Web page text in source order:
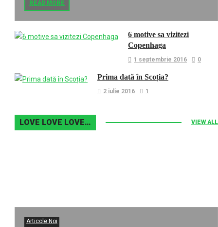
READ MORE
6 motive sa vizitezi
Copenhaga
1 septembrie 2016 0
Prima dată în Scoția?
2 iulie 2016 1
LOVE LOVE LOVE… VIEW ALL
Articole Noi